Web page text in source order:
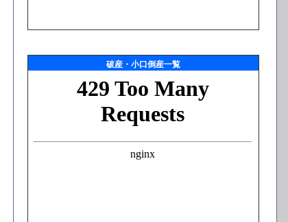
破産・小口倒産一覧